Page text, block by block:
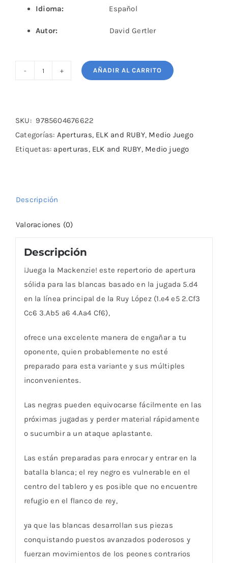
Idioma: Español
Autor: David Gertler
cantidad
AÑADIR AL CARRITO
SKU: 9785604676622
Categorías: Aperturas, ELK and RUBY, Medio Juego
Etiquetas: aperturas, ELK and RUBY, Medio juego
Descripción
Valoraciones (0)
Descripción
¡Juega la Mackenzie! este repertorio de apertura
sólida para las blancas basado en la jugada 5.d4
en la línea principal de la Ruy López (1.e4 e5 2.Cf3
Cc6 3.Ab5 a6 4.Aa4 Cf6),
ofrece una excelente manera de engañar a tu
oponente, quien probablemente no esté
preparado para esta variante y sus múltiples
inconvenientes.
Las negras pueden equivocarse fácilmente en las
próximas jugadas y perder material rápidamente
o sucumbir a un ataque aplastante.
Las están preparadas para enrocar y entrar en la
batalla blanca; el rey negro es vulnerable en el
centro del tablero y es posible que no encuentre
refugio en el flanco de rey,
ya que las blancas desarrollan sus piezas
conquistando puestos avanzados poderosos y
fuerzan movimientos de los peones contrarios